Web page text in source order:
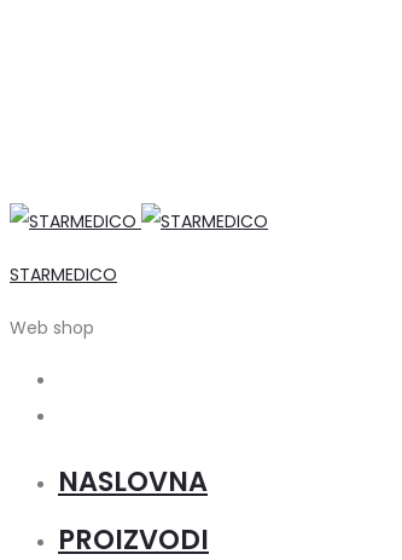
STARMEDICO
Web shop
NASLOVNA
PROIZVODI